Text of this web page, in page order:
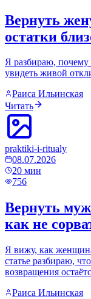
Вернуть
остатки
Я разбираю, почему
увидеть живой
Раиса Ильинская
Читать
praktiki-i-ritualy
08.07.2026
20 мин
756
Вернуть
как не
Я вижу, как
статье разбираю,
возвращения
Раиса Ильинская